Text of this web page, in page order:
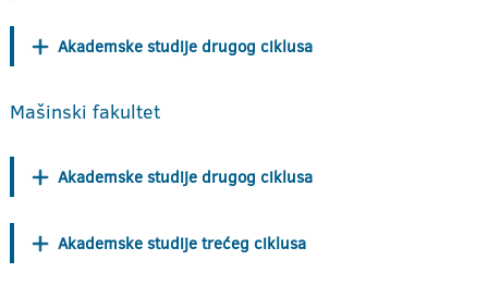
Akademske studije drugog ciklusa
Mašinski fakultet
Akademske studije drugog ciklusa
Akademske studije trećeg ciklusa